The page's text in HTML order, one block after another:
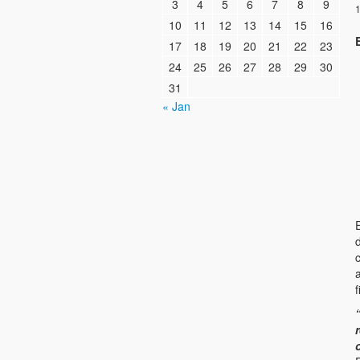
3
4 5 6 7 8
9
10
11 12 13 14 15
16
17
18 19 20 21 22
23
24
25 26 27 28 29
30
31
« Jan